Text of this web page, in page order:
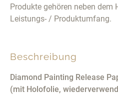
Beschreibung
Diamond Painting Release
(mit Holofolie,
Produkte gehören neben
Leistungs- / Produktumfang.